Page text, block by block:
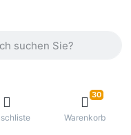
30
Warenkorb